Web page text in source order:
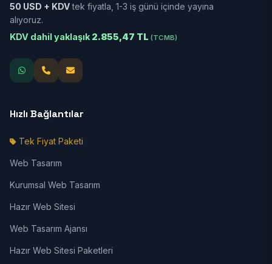
50 USD + KDVtek fiyatla, 1-3 iş günü içinde yayına
alıyoruz.
KDV dahil yaklaşık 2.855,47 TL (TCMB)
Hızlı Bağlantılar
Tek Fiyat Paketi
Web Tasarım
Kurumsal Web Tasarım
Hazır Web Sitesi
Web Tasarım Ajansı
Hazır Web Sitesi Paketleri